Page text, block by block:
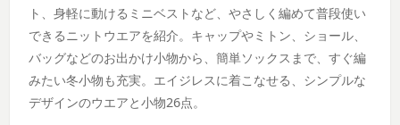
ト、身軽に動けるミニベストなど、やさしく編めて普段使い
できるニットウエアを紹介。キャップやミトン、ショール、
バッグなどのお出かけ小物から、簡単ソックスまで、すぐ編
みたい冬小物も充実。エイジレスに着こなせる、シンプルな
デザインのウエアと小物26点。